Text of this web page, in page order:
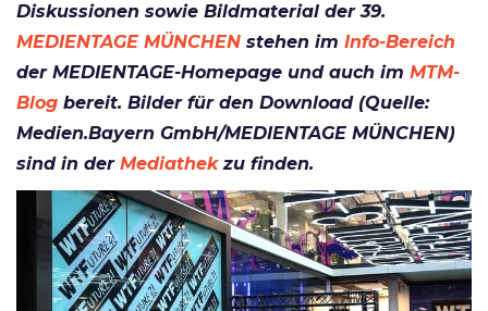
Diskussionen sowie Bildmaterial der 39.
MEDIENTAGE MÜNCHEN stehen im Info-Bereich
der MEDIENTAGE-Homepage und auch im MTM-
Blog bereit. Bilder für den Download (Quelle:
Medien.Bayern GmbH/MEDIENTAGE MÜNCHEN)
sind in der Mediathek zu finden.